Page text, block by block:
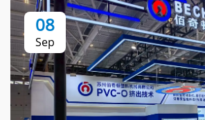
08
Sep